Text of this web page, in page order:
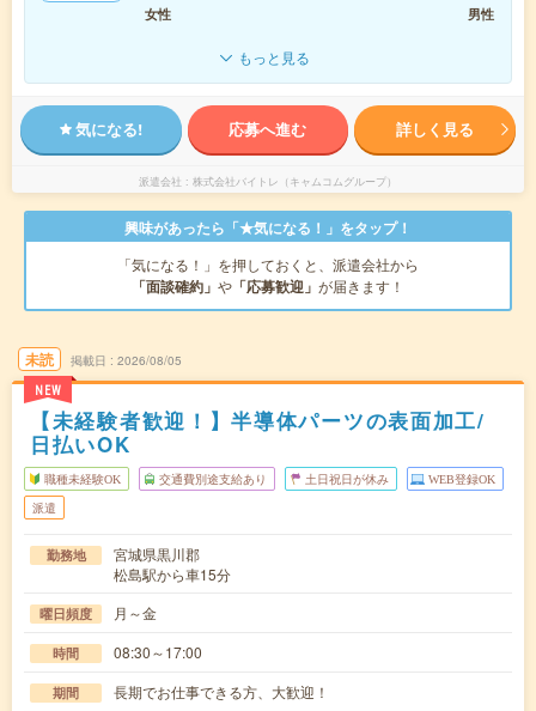
女性
男性
もっと見る
気になる! 応募へ進む 詳しく見る
派遣会社 株式会社バイトレ（キャムコムグループ）
興味があったら「★気になる！」をタップ！
「気になる！」を押しておくと、派遣会社から
「面談確約」 や 「応募歓迎」 が届きます！
未読
NEW
掲載日 2026/08/05
【未経験者歓迎！】半導体パーツの表面加工/
日払いOK
職種未経験OK 交通費別途支給あり 土日祝日が休み WEB登録OK
派遣
勤務地
宮城県黒川郡
松島駅から車15分
曜日頻度 月～金
時間 08:30～17:00
期間 長期でお仕事できる方、大歓迎！